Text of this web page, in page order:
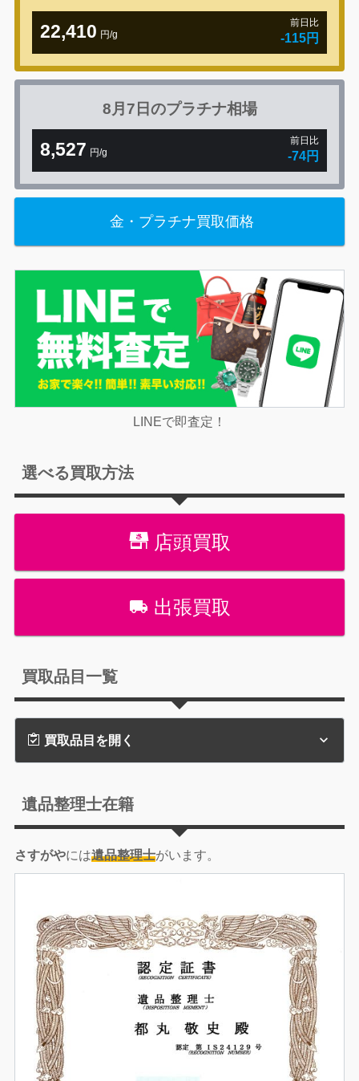
22,410 円/g
前日比
-115円
8月7日のプラチナ相場
8,527 円/g
前日比
-74円
金・プラチナ買取価格
LINEで即査定！
選べる買取方法
店頭買取
出張買取
買取品目一覧
買取品目を開く
遺品整理士在籍
さすがやには遺品整理士がいます。